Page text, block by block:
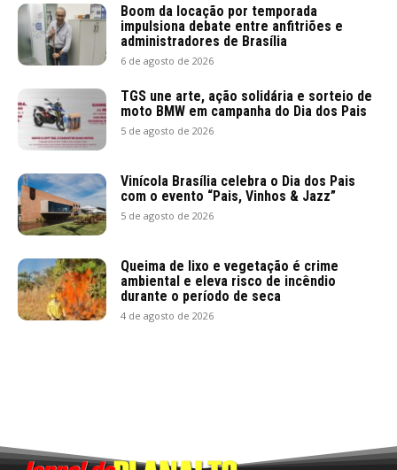
Boom da locação por temporada
impulsiona debate entre anfitriões e
administradores de Brasília
6 de agosto de 2026
TGS une arte, ação solidária e sorteio de
moto BMW em campanha do Dia dos Pais
5 de agosto de 2026
Vinícola Brasília celebra o Dia dos Pais
com o evento “Pais, Vinhos & Jazz”
5 de agosto de 2026
Queima de lixo e vegetação é crime
ambiental e eleva risco de incêndio
durante o período de seca
4 de agosto de 2026